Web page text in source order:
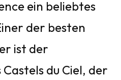
ein beliebtes
der besten
ist der
du Ciel, der